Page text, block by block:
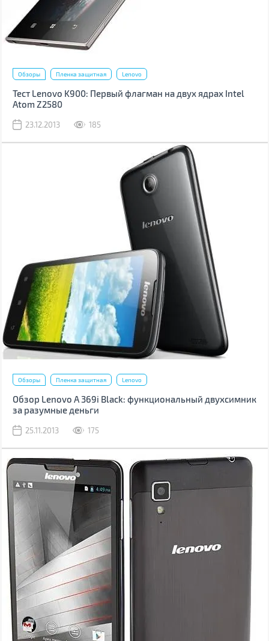
Обзоры Пленка защитная Lenovo
Тест Lenovo K900: Первый флагман на двух ядрах Intel
Atom Z2580
23.12.2013 185
Обзоры Пленка защитная Lenovo
Обзор Lenovo A 369i Black: функциональный двухсимник
за разумные деньги
25.11.2013 175